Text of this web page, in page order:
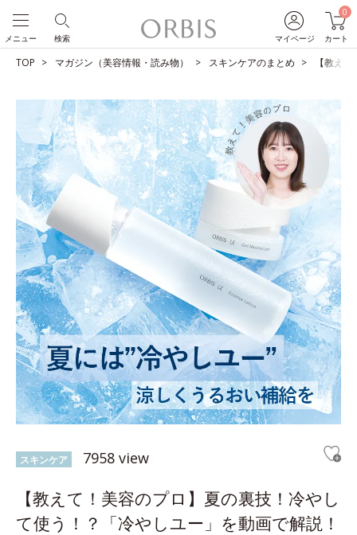
マイページ
0
カート
検索
メニュー
TOP マガジン（美容情報・読み物） スキンケアのまとめ 【教え
スキンケア 7958 view
【教えて！美容のプロ】夏の裏技！冷やし
て使う！？「冷やしユー」を動画で解説！